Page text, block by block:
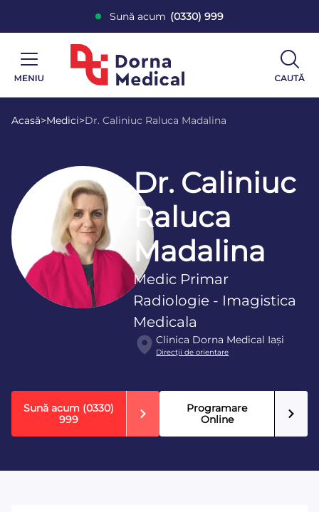
Sună acum (0330) 999
Acasă>Medici>Dr. Caliniuc Raluca Madalina
Dr. Caliniuc
Raluca
Madalina
Medic Primar
Radiologie - Imagistica
Medicala
Clinica Dorna Medical Iași
Direcţii de orientare
Sună acum (0330)
999
Programare
Online